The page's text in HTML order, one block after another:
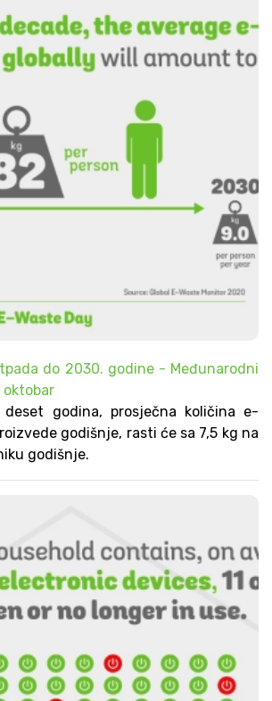
do 2030. godine - Međunarodni
oktobar
deset godina, prosječna količina e-
godišnje, rasti će sa 7,5 kg na
godišnje.